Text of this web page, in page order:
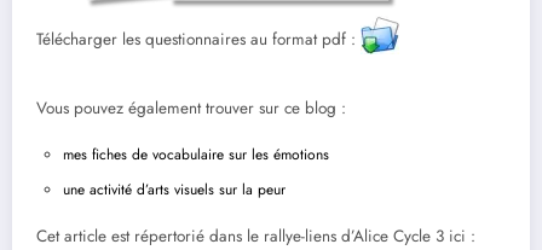
Télécharger les questionnaires au format pdf :
Vous pouvez également trouver sur ce blog :
mes fiches de vocabulaire sur les émotions
une activité d’arts visuels sur la peur
Cet article est répertorié dans le rallye-liens d’Alice Cycle 3 ici :